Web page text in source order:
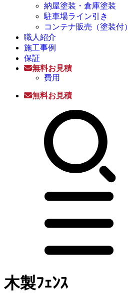
納屋塗装・倉庫塗装
駐車場ライン引き
コンテナ販売（塗装付）
職人紹介
施工事例
保証
無料お見積
費用
無料お見積
木製ﾌｪﾝｽ